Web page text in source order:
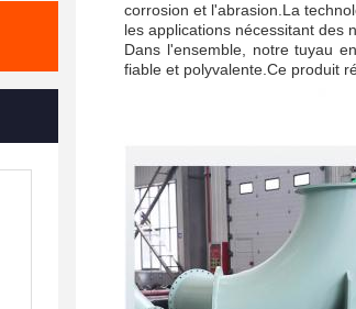
corrosion et l'abrasion.La
les applications nécessitant des
Dans l'ensemble, notre tuyau
fiable et polyvalente.Ce produit